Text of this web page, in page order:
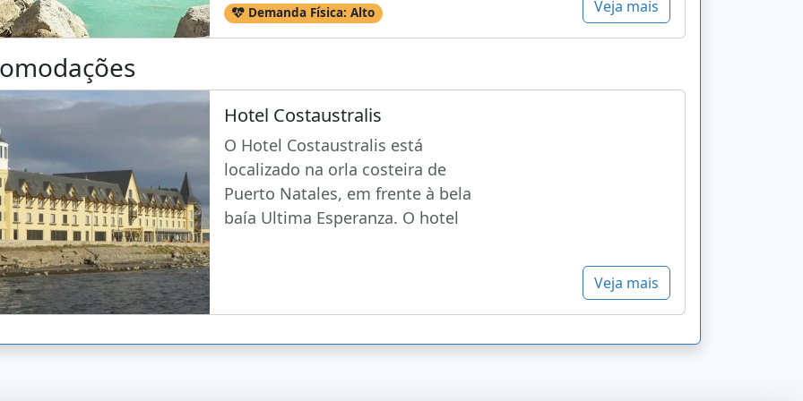
Demanda Física: Alto Veja mais
Hotel Costaustralis
O Hotel Costaustralis está
localizado na orla costeira de
Puerto Natales, em frente à bela
baía Ultima Esperanza. O hotel
Veja mais